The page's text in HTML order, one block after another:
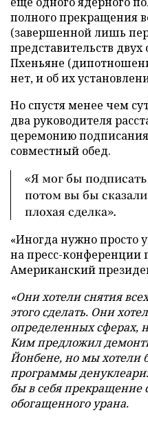
полного прекращения
(завершенной лишь
представительств
Пхеньяне
нет, и об их
Но спустя менее чем
два руководителя
церемонию
совместный обед.
«Я мог бы
потом вы бы
плохая сделка».
«Иногда нужно просто
на пресс-конференции
Американский
«Они хотели снятия
этого сделать. Они
определенных сферах,
Ким предложил
Йонбене, но мы хотели
программы
бы в себя прекращение
обогащенного урана.